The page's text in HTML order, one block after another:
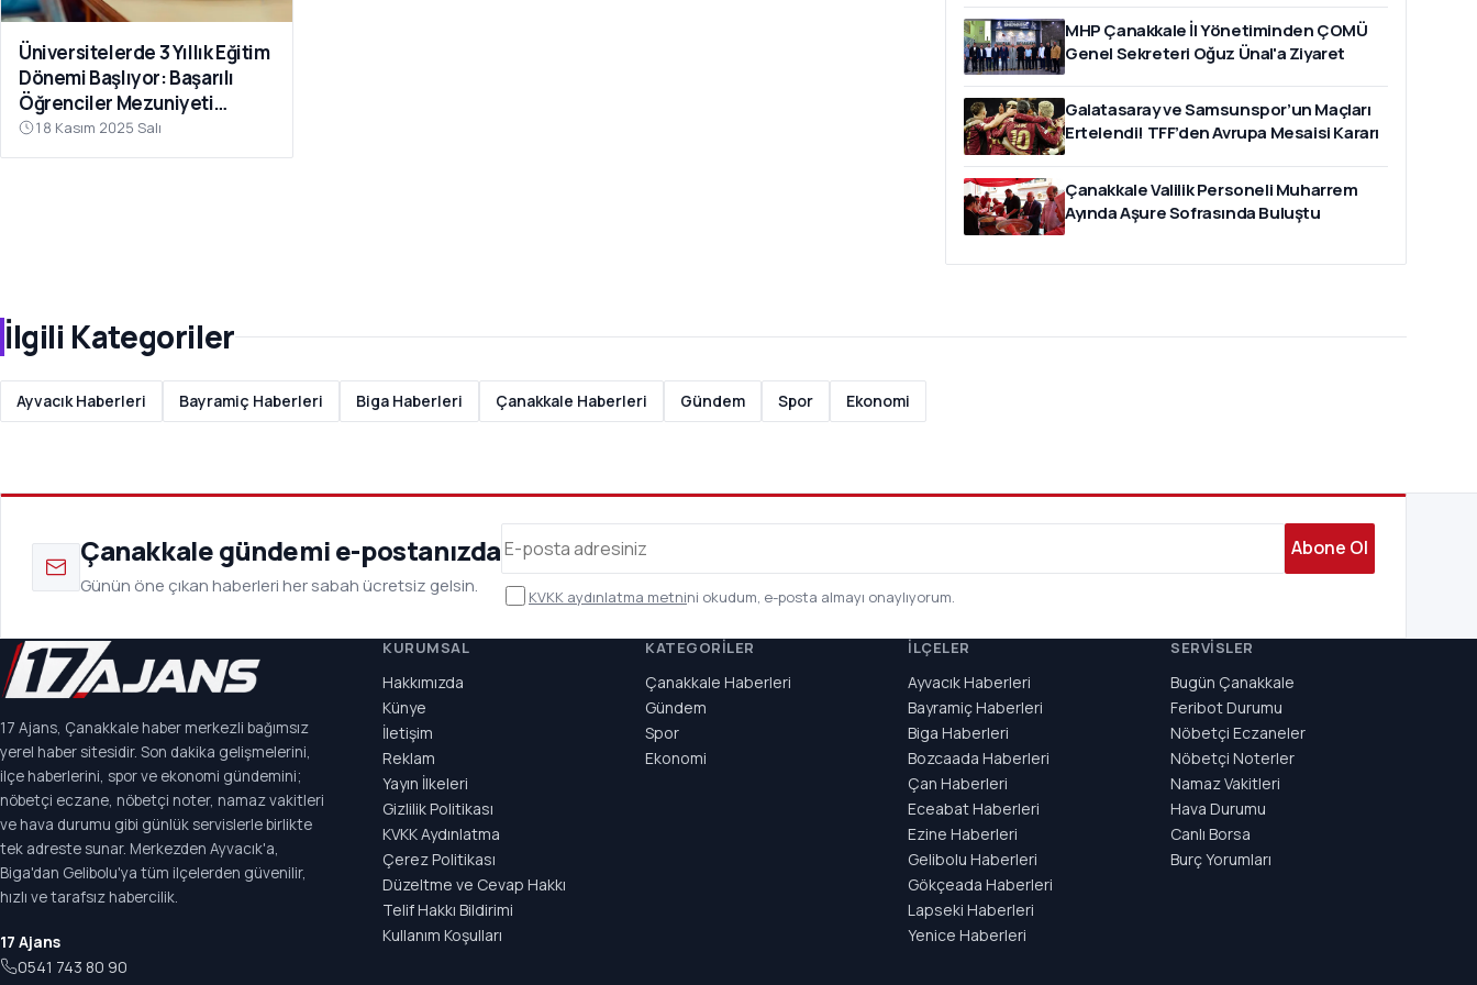
Üniversitelerde 3 Yıllık Eğitim
Dönemi Başlıyor: Başarılı
Öğrenciler Mezuniyeti
Hızlandırabilecek
18 Kasım 2025 Salı
MHP Çanakkale İl Yönetiminden ÇOMÜ
Genel Sekreteri Oğuz Ünal'a Ziyaret
Galatasaray ve Samsunspor’un Maçları
Ertelendi! TFF’den Avrupa Mesaisi Kararı
Çanakkale Valilik Personeli Muharrem
Ayında Aşure Sofrasında Buluştu
İlgili Kategoriler
Ayvacık Haberleri Bayramiç Haberleri Biga Haberleri Çanakkale Haberleri Gündem Spor Ekonomi
Çanakkale gündemi e-postanızda
Günün öne çıkan haberleri her sabah ücretsiz gelsin.
Abone Ol
KVKK aydınlatma metnini okudum, e-posta almayı onaylıyorum.
17 Ajans, Çanakkale haber merkezli bağımsız
yerel haber sitesidir. Son dakika gelişmelerini,
ilçe haberlerini, spor ve ekonomi gündemini;
nöbetçi eczane, nöbetçi noter, namaz vakitleri
ve hava durumu gibi günlük servislerle birlikte
tek adreste sunar. Merkezden Ayvacık'a,
Biga'dan Gelibolu'ya tüm ilçelerden güvenilir,
hızlı ve tarafsız habercilik.
17 Ajans
0541 743 80 90
KURUMSAL
Hakkımızda
Künye
İletişim
Reklam
Yayın İlkeleri
Gizlilik Politikası
KVKK Aydınlatma
Çerez Politikası
Düzeltme ve Cevap Hakkı
Telif Hakkı Bildirimi
Kullanım Koşulları
KATEGORILER
Çanakkale Haberleri
Gündem
Spor
Ekonomi
İLÇELER
Ayvacık Haberleri
Bayramiç Haberleri
Biga Haberleri
Bozcaada Haberleri
Çan Haberleri
Eceabat Haberleri
Ezine Haberleri
Gelibolu Haberleri
Gökçeada Haberleri
Lapseki Haberleri
Yenice Haberleri
SERVISLER
Bugün Çanakkale
Feribot Durumu
Nöbetçi Eczaneler
Nöbetçi Noterler
Namaz Vakitleri
Hava Durumu
Canlı Borsa
Burç Yorumları